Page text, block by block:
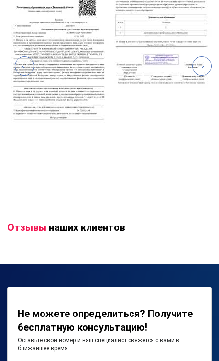
Отзывы наших клиентов
Не можете определиться? Получите
бесплатную консультацию!
Оставьте свой номер и наш специалист свяжется с вами в
ближайшее время